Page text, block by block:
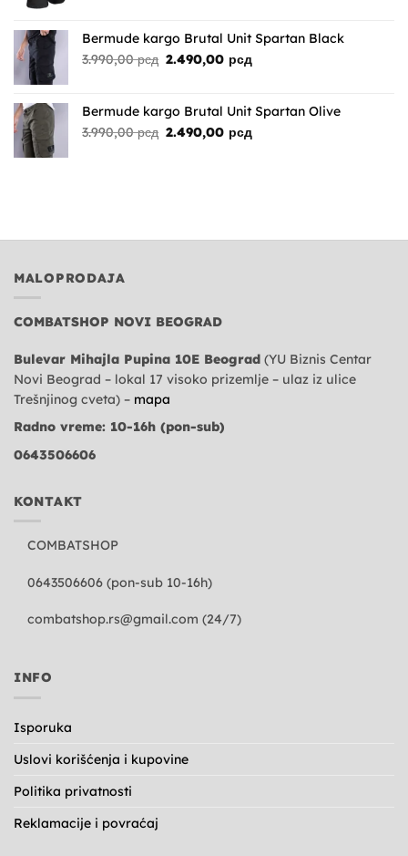
Bermude kargo Brutal Unit Spartan Black
3.990,00рсд Originalna
bila:
3.990,00 рсд.
2.490,00 рсдTrenutna
2.490,00 рсд.
Bermude kargo Brutal Unit Spartan Olive
3.990,00рсд Originalna
2.490,00 рсдTrenutna
MALOPRODAJA
COMBATSHOP NOVI BEOGRAD
Bulevar Mihajla Pupina 10E Beograd (YU Biznis Centar
Novi Beograd – lokal 17 visoko prizemlje – ulaz iz ulice
Trešnjinog cveta) – mapa
Radno vreme: 10-16h (pon-sub)
0643506606
KONTAKT
COMBATSHOP
0643506606 (pon-sub 10-16h)
combatshop.rs@gmail.com (24/7)
INFO
Isporuka
Uslovi korišćenja i kupovine
Politika privatnosti
Reklamacije i povraćaj